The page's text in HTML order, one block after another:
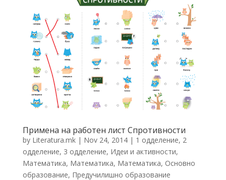
Примена на работен лист Спротивности
by Literatura.mk| Nov 24, 2014| 1 одделение, 2
одделение, 3 одделение, Идеи и активности,
Математика, Математика, Математика, Основно
образование, Предучилишнo образование